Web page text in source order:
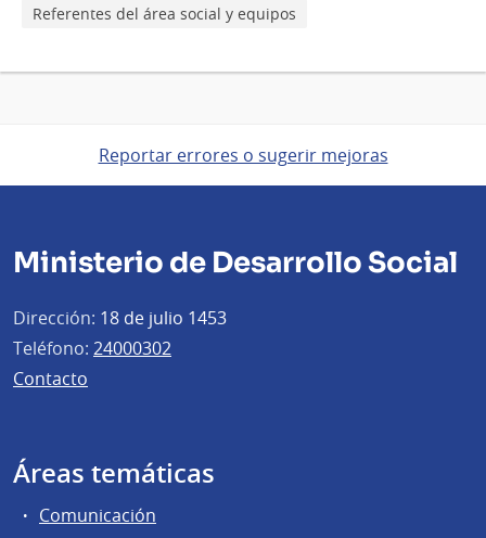
Referentes del área social y equipos
Reportar errores o sugerir mejoras
Ministerio de Desarrollo Social
Dirección: 18 de julio 1453
Teléfono: 24000302
Contacto
Áreas temáticas
Comunicación